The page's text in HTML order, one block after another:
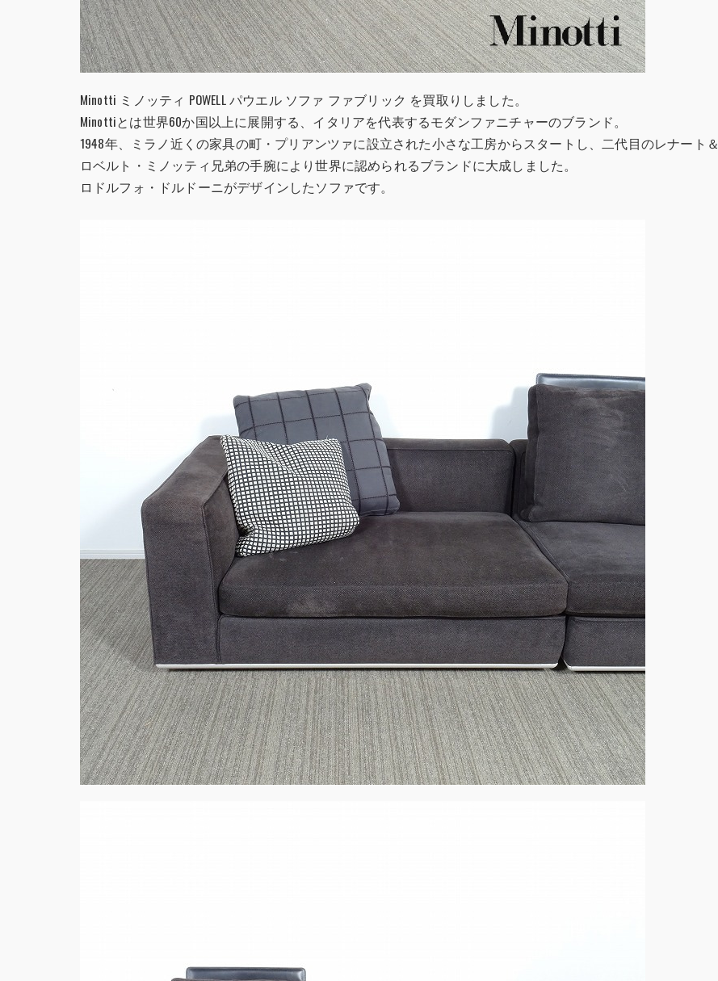
Minotti ミノッティ POWELL パウエル ソファ ファブリック を買取りしました。
Minottiとは世界60か国以上に展開する、イタリアを代表するモダンファニチャーのブランド。
1948年、ミラノ近くの家具の町・プリアンツァに設立された小さな工房からスタートし、二代目のレナート＆
ロベルト・ミノッティ兄弟の手腕により世界に認められるブランドに大成しました。
ロドルフォ・ドルドーニがデザインしたソファです。